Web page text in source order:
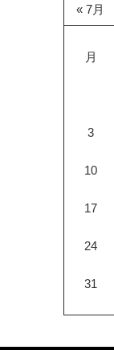
月
3
10
17
24
31
« 7月